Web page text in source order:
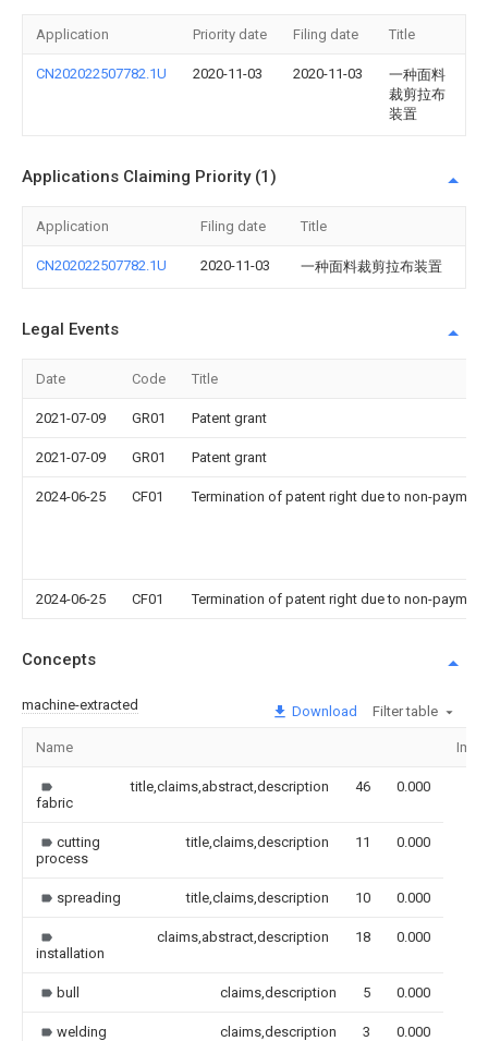
Application Priority date Filing date Title
CN202022507782.1U 2020-11-03 2020-11-03
一种面料
裁剪拉布
装置
Applications Claiming Priority (1)
Application Filing date Title
CN202022507782.1U 2020-11-03 一种面料裁剪拉布装置
Legal Events
Date Code Title
2021-07-09 GR01 Patent grant
2021-07-09 GR01 Patent grant
2024-06-25 CF01 Termination of patent right due to non-
2024-06-25 CF01 Termination of patent right due to non-
Concepts
machine-extracted Download Filter table
Name
fabric
title,claims,abstract,description 46 0.000
cutting
process
title,claims,description 11 0.000
spreading title,claims,description 10 0.000
installation
claims,abstract,description 18 0.000
bull claims,description 5 0.000
welding claims,description 3 0.000